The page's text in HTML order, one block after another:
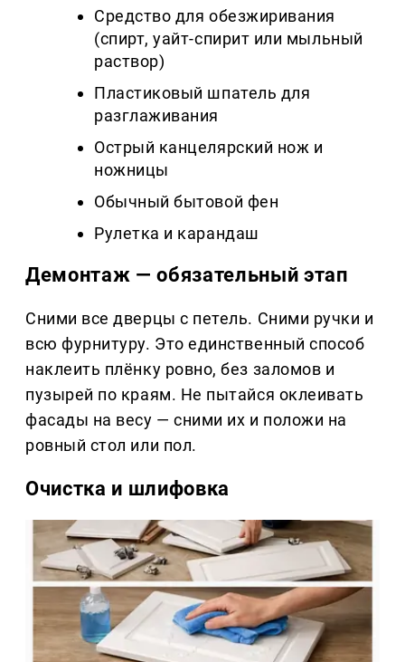
Средство для обезжиривания
(спирт, уайт-спирит или мыльный
раствор)
Пластиковый шпатель для
разглаживания
Острый канцелярский нож и
ножницы
Обычный бытовой фен
Рулетка и карандаш
Демонтаж — обязательный этап
Сними все дверцы с петель. Сними ручки и
всю фурнитуру. Это единственный способ
наклеить плёнку ровно, без заломов и
пузырей по краям. Не пытайся оклеивать
фасады на весу — сними их и положи на
ровный стол или пол.
Очистка и шлифовка